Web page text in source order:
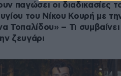
παγώσει οι διαδικασίες
του Νίκου Κουρή με
Τοπαλίδου» – Τι
ζευγάρι